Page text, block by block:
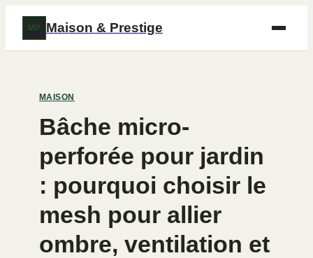
MP Maison & Prestige
MAISON
Bâche micro-
perforée pour jardin
: pourquoi choisir le
mesh pour allier
ombre, ventilation et